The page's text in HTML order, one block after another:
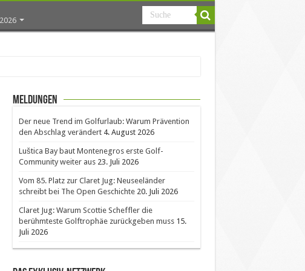
Meldungen
Der neue Trend im Golfurlaub: Warum Prävention
den Abschlag verändert 4. August 2026
Luštica Bay baut Montenegros erste Golf-
Community weiter aus 23. Juli 2026
Vom 85. Platz zur Claret Jug: Neuseeländer
schreibt bei The Open Geschichte 20. Juli 2026
Claret Jug: Warum Scottie Scheffler die
berühmteste Golftrophäe zurückgeben muss 15.
Juli 2026